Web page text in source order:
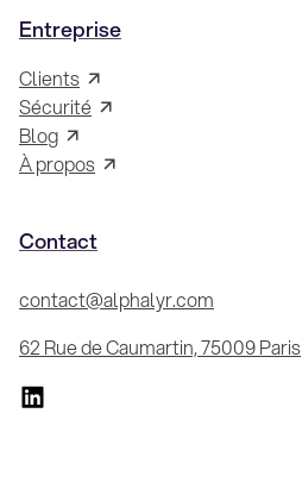
Entreprise
Clients
Sécurité
Blog
À propos
Contact
contact@alphalyr.com
62 Rue de Caumartin, 75009 Paris